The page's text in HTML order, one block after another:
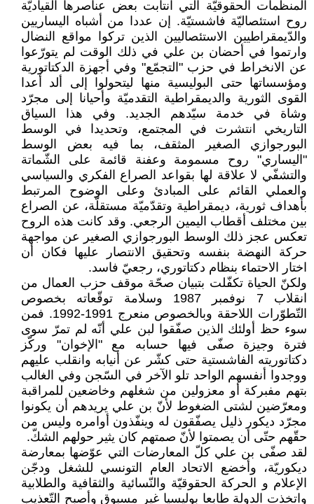
المنظّمات الحقوقيّة التي انتابت بعض عناصرها القياديّة
روح استئصاليّة فاشستيّة. إن عددا من أشباه اليساريين
والدّيمقراطيين الاستئصاليين الذين تركوا مواقع النضال
وارتموا في أحضان بن علي في ذلك الوقت لم يتورّعوا
عن الانخراط في حزب "التجمّع" وفي أجهزة الدكتاتورية
ومؤسساتها حتى البوليسية منها ليتحولوا إلى ألد أعدا
القوى الثورية والديمقراطية التقدميّة وأحيانا إلى مجرّد
وشاة في خدمة سيّدهم الجديد. وفي هذا السياق
التاريخي انتشرت في المجتمع، وتحديدا في الوسط
البورجوازي الصغير المثقف، بما فيه بعض الوسط
"اليساري" روح مسمومة وعفنة قائمة على الشّماتة
والتشفّي لا علاقة لها بقواعد الصراع الفكري والسياسي
والعملي القائم على المبادئ وعلى الوضوح المرتبط
بأهداف ثورية، ديمقراطية وتقدّميّة مستقلّة، عن الصراع
بين مختلف أقطاب اليمين الرجعي. وقد كانت هذه الروح
تعكس عجز ذلك الوسط البورجوازي الصغير عن مواجهة
حركة النهضة بنفسه وتحقيق الانتصار عليها فكان أن
اختار الاحتماء بنظام دكتاتوري، رجعيّ فاسد.
ولكنّ الحياة تكفّلت بتبيان صحّة موقف حزب العمال من
انقلاب 7 نوفمبر 1987 وسلامة توقّعاته بخصوص
التّطوّرات اللاحقة وبالخصوص منعرج 1991-1992. فمن
سوء حظ أولئك الذين صفّقوا لبن علي أنّه لم تمرّ سوى
فترة وجيزة صفّى فيها حسابه مع "الإخوان" وركّز
دكتاتوريته الفاشستية حتى كشّر عن أنيابه وانقلب عليهم
ووجدوا أنفسهم الواحد تلو الآخر في السّجن وفي الغالب
بتهم مفبركة أو معزولين من شغلهم وخاضعين للمراقبة
ومعرّضين لشتى الضغوط لأنّ بن علي يريدهم أن يكونوا
مجرّد ديكور ذليل يصفّقون له وينفّذون أوامره وليس من
حقّهم حتّى أن يصمتوا لأنّ صمتهم كان يثير حولهم الشكّ.
لقد صفّى بن علي كلّ المعارضات التي عوّضها بمعارضة
ديكوريّة، وأخضع الاتحاد العام التونسي للشغل ودجّن
الإعلام و الحركة الحقوقيّة والنّسائية والثقافية والطلابية
واتخذت الدولة طابعا بوليسيا غير مسبوق وأصبح التّعذيب